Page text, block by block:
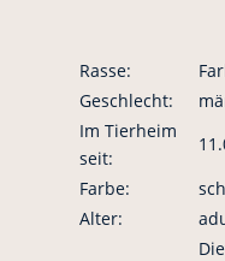
Rasse:
Geschlecht:
Im Tierheim
seit:
Farbe:
Alter: